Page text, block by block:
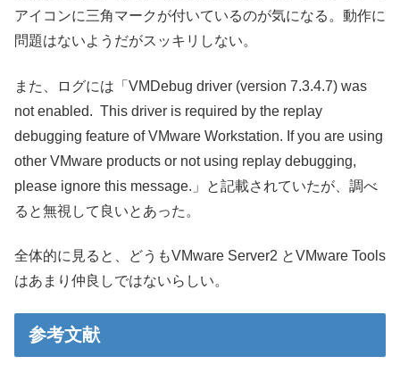
アイコンに三角マークが付いているのが気になる。動作に
問題はないようだがスッキリしない。
また、ログには「VMDebug driver (version 7.3.4.7) was
not enabled. This driver is required by the replay
debugging feature of VMware Workstation. If you are using
other VMware products or not using replay debugging,
please ignore this message.」と記載されていたが、調べ
ると無視して良いとあった。
全体的に見ると、どうもVMware Server2 とVMware Tools
はあまり仲良しではないらしい。
参考文献